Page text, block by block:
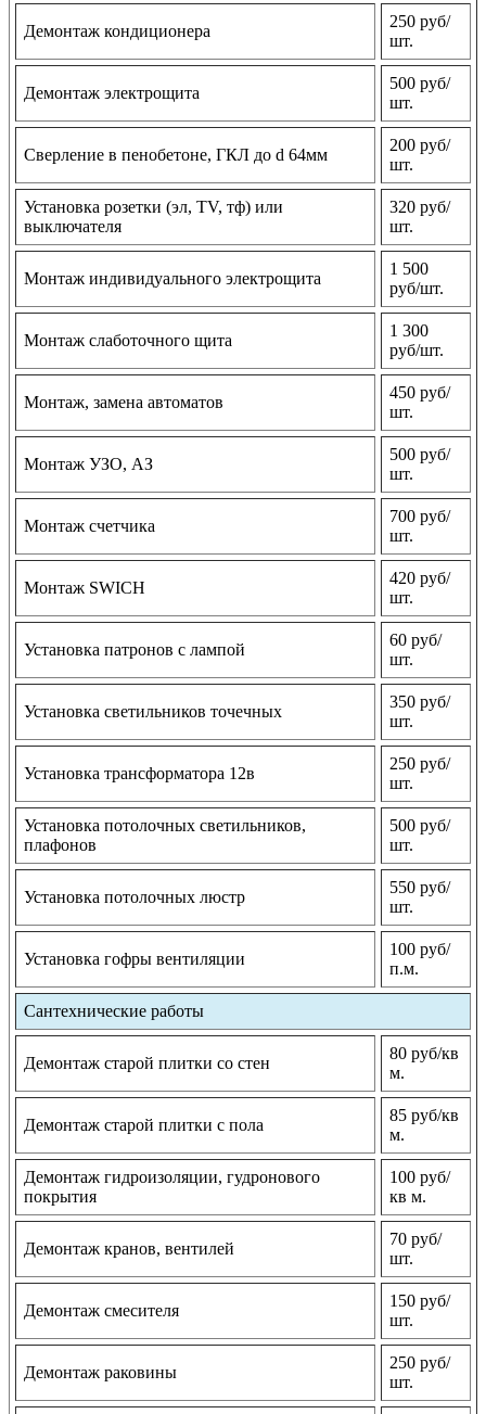
Демонтаж кондиционера
250 руб/
шт.
Демонтаж электрощита
500 руб/
шт.
Сверление в пенобетоне, ГКЛ до d 64мм
200 руб/
шт.
Установка розетки (эл, TV, тф) или
выключателя
320 руб/
шт.
Монтаж индивидуального электрощита
1 500
руб/шт.
Монтаж слаботочного щита
1 300
руб/шт.
Монтаж, замена автоматов
450 руб/
шт.
Монтаж УЗО, АЗ
500 руб/
шт.
Монтаж счетчика
700 руб/
шт.
Монтаж SWICH
420 руб/
шт.
Установка патронов с лампой
60 руб/
шт.
Установка светильников точечных
350 руб/
шт.
Установка трансформатора 12в
250 руб/
шт.
Установка потолочных светильников,
плафонов
500 руб/
шт.
Установка потолочных люстр
550 руб/
шт.
Установка гофры вентиляции
100 руб/
п.м.
Сантехнические работы
Демонтаж старой плитки со стен
80 руб/кв
м.
Демонтаж старой плитки с пола
85 руб/кв
м.
Демонтаж гидроизоляции, гудронового
покрытия
100 руб/
кв м.
Демонтаж кранов, вентилей
70 руб/
шт.
Демонтаж смесителя
150 руб/
шт.
Демонтаж раковины
250 руб/
шт.